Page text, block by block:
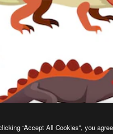
のです。 AI画像生成ツールを使うと、
“Accept All Cookies”, you